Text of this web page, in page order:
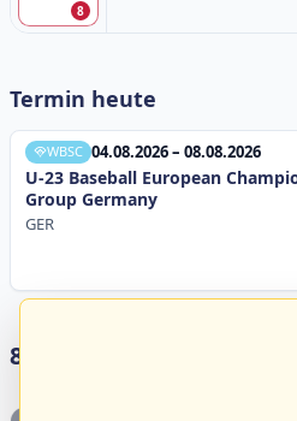
8
Termin heute
WBSC 04.08.2026 – 08.08.2026
U-23 Baseball European
Group Germany
GER
8 Livestreams heute